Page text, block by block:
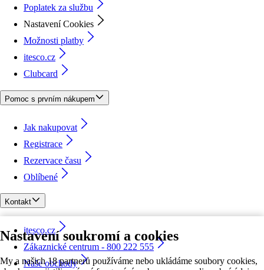
Nastavení soukromí a cookies
My a našich 18 partnerů používáme nebo ukládáme soubory cookies,
Poplatek za službu
Nastavení Cookies
Možnosti platby
itesco.cz
Clubcard
Pomoc s prvním nákupem
Jak nakupovat
Registrace
Rezervace času
Oblíbené
Kontakt
itesco.cz
Zákaznické centrum - 800 222 555
Naše obchody